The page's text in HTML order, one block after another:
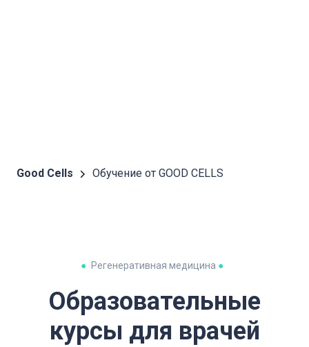
Good Cells Обучение от GOOD CELLS
● Регенеративная медицина ●
Образовательные
курсы для врачей